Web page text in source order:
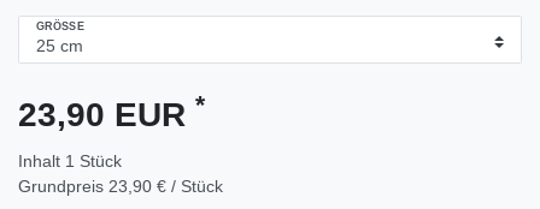
GRÖSSE
23,90 EUR *
Inhalt 1 Stück
Grundpreis 23,90 € / Stück